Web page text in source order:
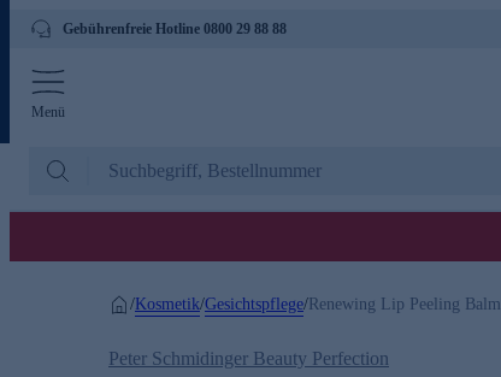
Gebührenfreie Hotline 0800 29 88 88
Menü
/Kosmetik/Gesichtspflege/ Renewing Lip Peeling Balm
Peter Schmidinger Beauty Perfection